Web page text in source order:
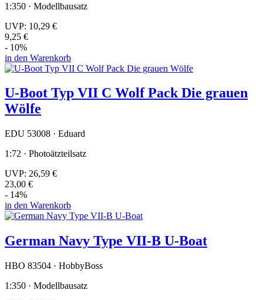
1:350 · Modellbausatz
UVP: 10,29 €
9,25 €
- 10%
in den Warenkorb
U-Boot Typ VII C Wolf Pack Die grauen
Wölfe
EDU 53008 · Eduard
1:72 · Photoätzteilsatz
UVP: 26,59 €
23,00 €
- 14%
in den Warenkorb
German Navy Type VII-B U-Boat
HBO 83504 · HobbyBoss
1:350 · Modellbausatz